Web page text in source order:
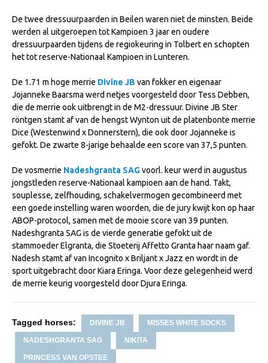
Sport
Dutch Pony Championship
Evenementen
Arabian Horse Events
Arabissimo
Veulenregistratie
Veulens en merries
Zoek een NRPS paard
PEDIGREE ONLINE
Informatie aan je paard of pony toevoegen
Onze fokkerij
Informatie veulen registratie
Veulen registratie
De twee dressuurpaarden in Beilen waren niet de minsten. Beide
werden al uitgeroepen tot Kampioen 3 jaar en oudere
dressuurpaarden tijdens de regiokeuring in Tolbert en schopten
het tot reserve-Nationaal Kampioen in Lunteren.
De 1.71 m hoge merrie Divine JB van fokker en eigenaar
Jojanneke Baarsma werd netjes voorgesteld door Tess Debben,
die de merrie ook uitbrengt in de M2-dressuur. Divine JB Ster
röntgen stamt af van de hengst Wynton uit de platenbonte merrie
Dice (Westenwind x Donnerstern), die ook door Jojanneke is
gefokt. De zwarte 8-jarige behaalde een score van 37,5 punten.
De vosmerrie Nadeshgranta SAGvoorl. keur werd in augustus
jongstleden reserve-Nationaal kampioen aan de hand. Takt,
souplesse, zelfhouding, schakelvermogen gecombineerd met
een goede instelling waren woorden, die de jury kwijt kon op haar
ABOP-protocol, samen met de mooie score van 39 punten.
Nadeshgranta SAG is de vierde generatie gefokt uit de
stammoeder Elgranta, die Stoeterij Affetto Granta haar naam gaf.
Nadesh stamt af van Incognito x Briljant x Jazz en wordt in de
sport uitgebracht door Kiara Eringa. Voor deze gelegenheid werd
de merrie keurig voorgesteld door Djura Eringa.
Tagged horses: DIVINE JB MISSES WHITE SOCKS
NADESHGRANTA SAG NIKITA
PRINCESS VAN OPSTEE